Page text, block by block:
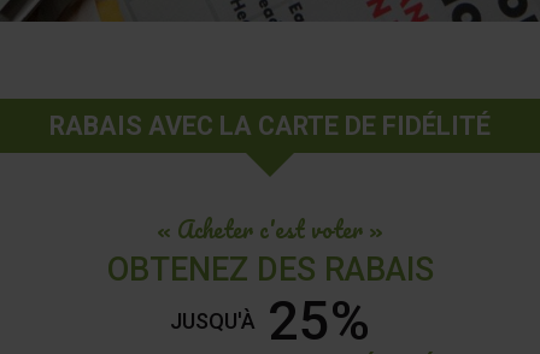
RABAIS AVEC LA CARTE DE FIDÉLITÉ
« Acheter c'est voter »
OBTENEZ DES RABAIS
JUSQU'À 25%